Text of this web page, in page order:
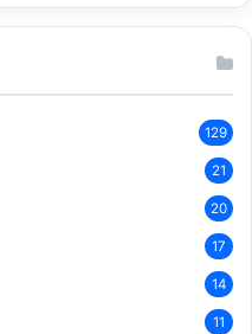
129
21
20
17
14
11